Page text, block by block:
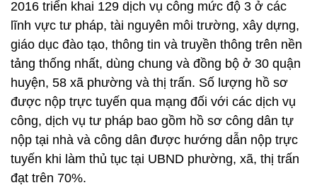
2016 triển khai 129 dịch vụ công mức độ 3 ở các
lĩnh vực tư pháp, tài nguyên môi trường, xây dựng,
giáo dục đào tạo, thông tin và truyền thông trên nền
tảng thống nhất, dùng chung và đồng bộ ở 30 quận
huyện, 58 xã phường và thị trấn. Số lượng hồ sơ
được nộp trực tuyến qua mạng đối với các dịch vụ
công, dịch vụ tư pháp bao gồm hồ sơ công dân tự
nộp tại nhà và công dân được hướng dẫn nộp trực
tuyến khi làm thủ tục tại UBND phường, xã, thị trấn
đạt trên 70%.